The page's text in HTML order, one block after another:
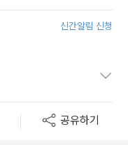
신간알림 신청
공유하기